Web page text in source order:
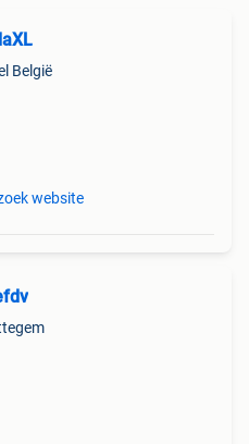
België
website